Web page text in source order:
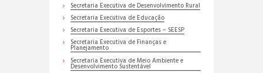
Secretaria Executiva de Desenvolvimento Rural
Secretaria Executiva de Educação
Secretaria Executiva de Esportes – SEESP
Secretaria Executiva de Finanças e
Planejamento
Secretaria Executiva de Meio Ambiente e
Desenvolvimento Sustentável